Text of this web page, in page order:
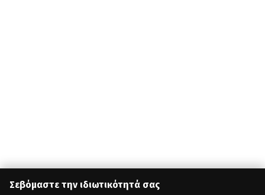
Σεβόμαστε την ιδιωτικότητά σας